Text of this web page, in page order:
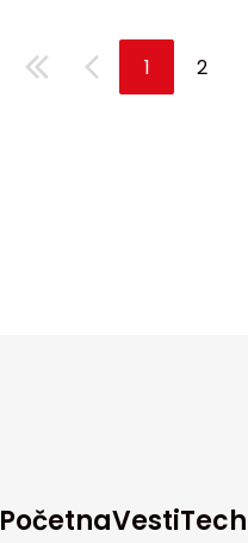
1 2
PočetnaVestiTech